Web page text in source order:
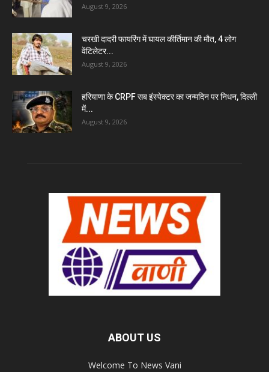
August 9, 2026
चरखी दादरी फायरिंग में घायल कीर्तिमान की मौत, 4 लोग
वेंटिलेटर...
August 9, 2026
हरियाणा के CRPF सब इंस्पेक्टर का जन्मदिन पर निधन, दिल्ली
में...
August 9, 2026
ABOUT US
Welcome To News Vani